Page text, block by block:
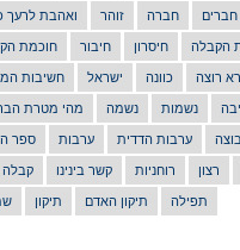
ואהבת לרעך זוהר חברה חברים
חוכמת חיבור חיסרון הקבלה
חשיבות ישראל כוונה רוצה
מהי מטרת נשמה נשמות
ספר ערבות ערבות הדדית
קבלה קשר בינינו רוחניות רצון
תיקון תיקון האדם תפילה